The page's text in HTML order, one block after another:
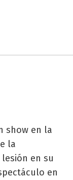
show en la
la
en su
en